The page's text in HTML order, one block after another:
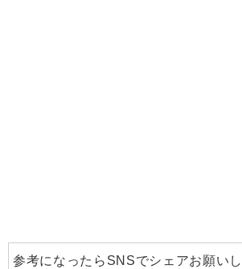
参考になったらSNSでシェアお願いし